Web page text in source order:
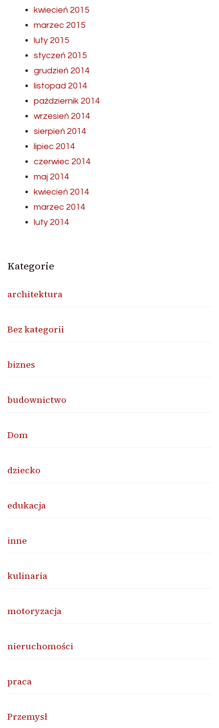
kwiecień 2015
marzec 2015
luty 2015
styczeń 2015
grudzień 2014
listopad 2014
październik 2014
wrzesień 2014
sierpień 2014
lipiec 2014
czerwiec 2014
maj 2014
kwiecień 2014
marzec 2014
luty 2014
Kategorie
architektura
Bez kategorii
biznes
budownictwo
Dom
dziecko
edukacja
inne
kulinaria
motoryzacja
nieruchomości
praca
Przemysł